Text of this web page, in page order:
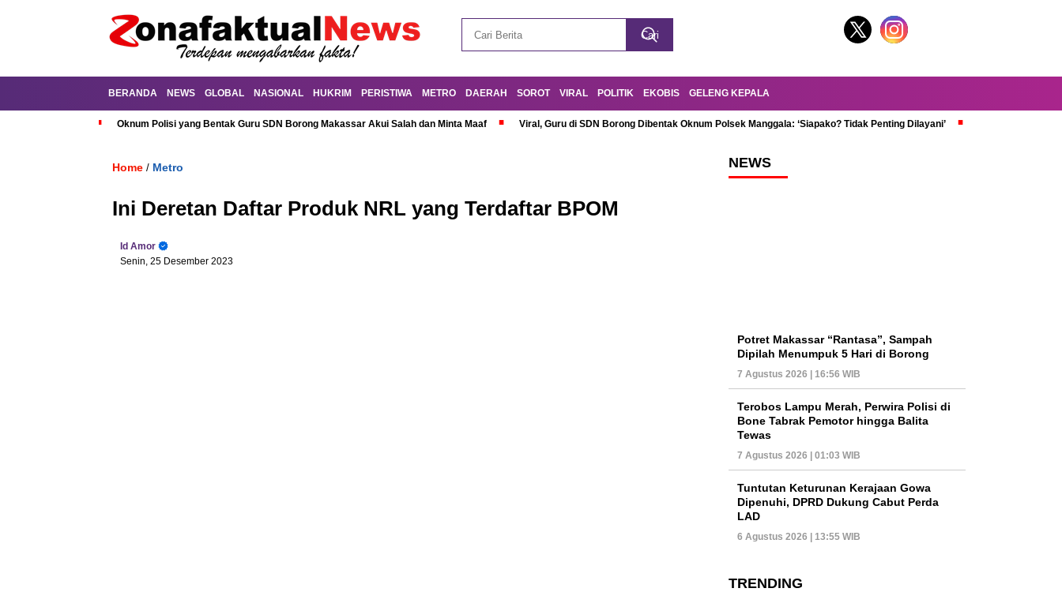
BERANDA NEWS GLOBAL NASIONAL HUKRIM PERISTIWA METRO DAERAH SOROT VIRAL POLITIK EKOBIS GELENG KEPALA
Oknum Polisi yang Bentak Guru SDN Borong Makassar Akui Salah dan Minta Maaf Viral, Guru di SDN Borong Dibentak Oknum Polsek Manggala: ‘Siapako? Tidak Penting Dilayani’
Home / Metro
Ini Deretan Daftar Produk NRL yang Terdaftar BPOM
Id Amor
Senin, 25 Desember 2023
NEWS
Potret Makassar “Rantasa”, Sampah
Dipilah Menumpuk 5 Hari di Borong
7 Agustus 2026 | 16:56 WIB
Terobos Lampu Merah, Perwira Polisi di
Bone Tabrak Pemotor hingga Balita
Tewas
7 Agustus 2026 | 01:03 WIB
Tuntutan Keturunan Kerajaan Gowa
Dipenuhi, DPRD Dukung Cabut Perda
LAD
6 Agustus 2026 | 13:55 WIB
TRENDING